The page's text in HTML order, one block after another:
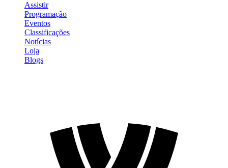
Assistir
Programação
Eventos
Classificações
Notícias
Loja
Blogs